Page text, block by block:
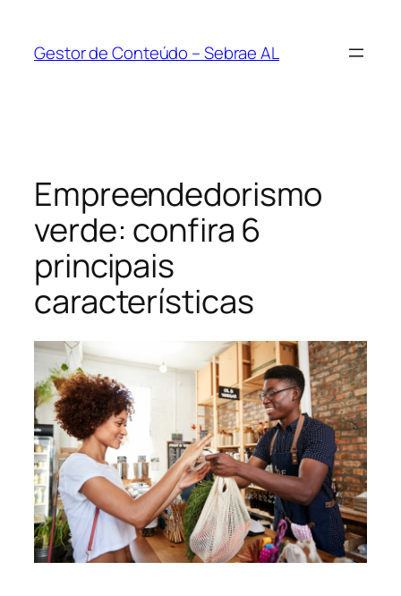
Gestor de Conteúdo – Sebrae AL
Empreendedorismo
verde: confira 6
principais
características